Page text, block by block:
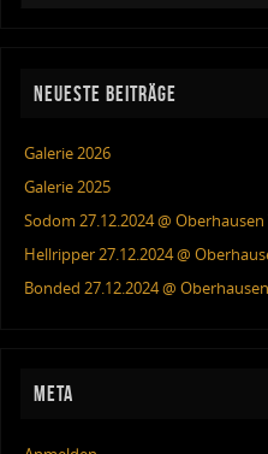
NEUESTE BEITRÄGE
Galerie 2026
Galerie 2025
Sodom 27.12.2024 @
Hellripper 27.12.2024 @
Bonded 27.12.2024 @
META